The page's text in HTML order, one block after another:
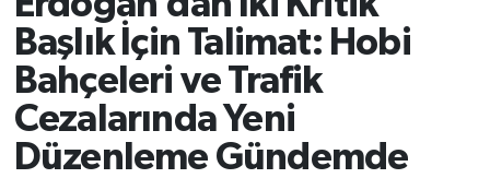
Başlık İçin Talimat: Hobi
Bahçeleri ve Trafik
Cezalarında Yeni
Düzenleme Gündemde
Mevzuat